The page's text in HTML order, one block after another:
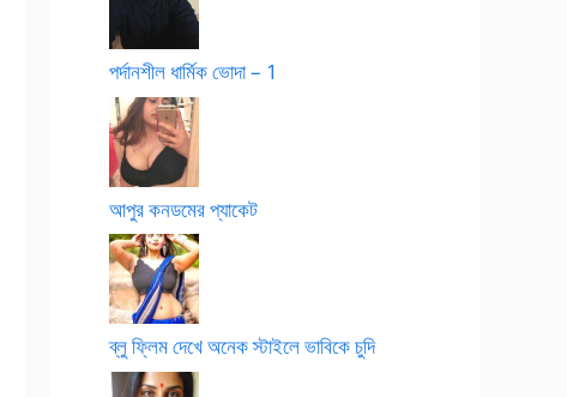
পর্দানশীল ধার্মিক ভোদা – 1
আপুর কনডমের প্যাকেট
ব্লু ফ্লিম দেখে অনেক স্টাইলে ভাবিকে চুদি